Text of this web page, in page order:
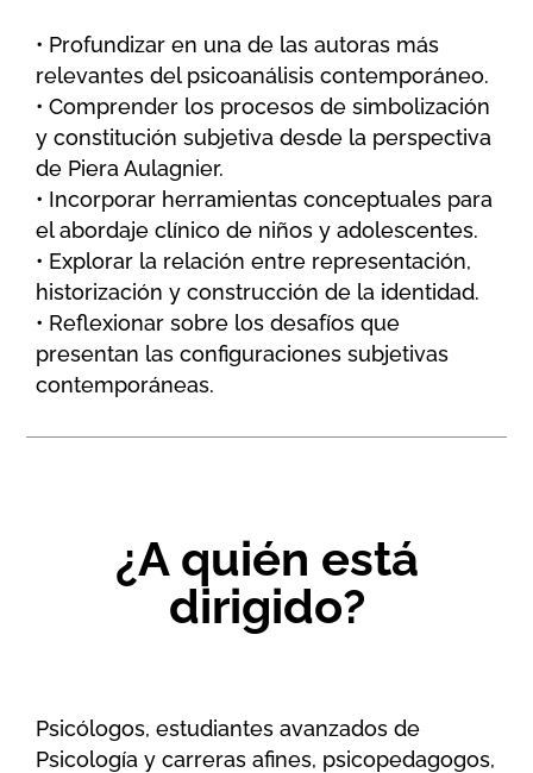
• Profundizar en una de las autoras más
relevantes del psicoanálisis contemporáneo.
• Comprender los procesos de simbolización
y constitución subjetiva desde la perspectiva
de Piera Aulagnier.
• Incorporar herramientas conceptuales para
el abordaje clínico de niños y adolescentes.
• Explorar la relación entre representación,
historización y construcción de la identidad.
• Reflexionar sobre los desafíos que
presentan las configuraciones subjetivas
contemporáneas.
¿A quién está
dirigido?
Psicólogos, estudiantes avanzados de
Psicología y carreras afines, psicopedagogos,